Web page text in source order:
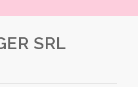
SRL